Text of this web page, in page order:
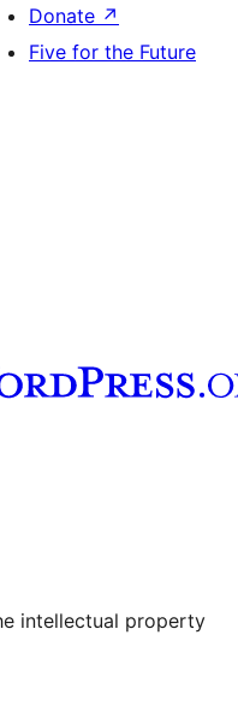
Donate ↗
Five for the Future
account
intellectual property